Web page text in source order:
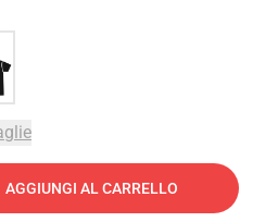
AGGIUNGI AL CARRELLO